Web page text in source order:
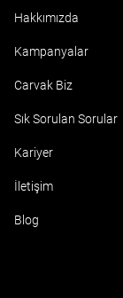
Hakkımızda
Kampanyalar
Carvak Biz
Sık Sorulan Sorular
Kariyer
İletişim
Blog